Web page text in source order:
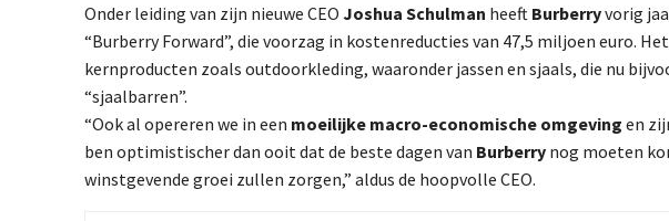
Onder leiding van zijn nieuwe CEO Joshua Schulman heeft Burberryvorig
“Burberry Forward”, die voorzag in kostenreducties van 47,5 miljoen euro.
kernproducten zoals outdoorkleding, waaronder jassen en sjaals, die nu
“sjaalbarren”.
“Ook al opereren we in een moeilijke macro-economische omgeving en
ben optimistischer dan ooit dat de beste dagen van Burberry nog moeten
winstgevende groei zullen zorgen,” aldus de hoopvolle CEO.